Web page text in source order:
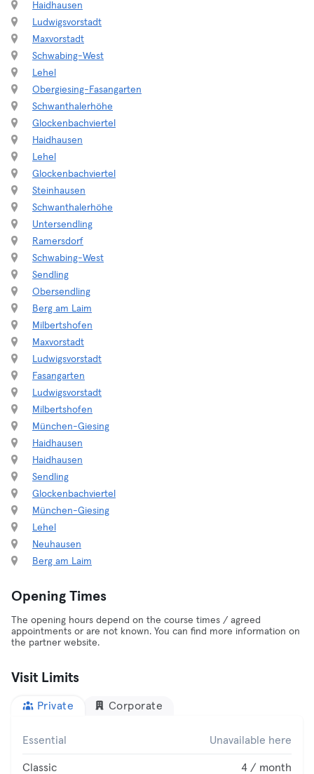
Haidhausen
Ludwigsvorstadt
Maxvorstadt
Schwabing-West
Lehel
Obergiesing-Fasangarten
Schwanthalerhöhe
Glockenbachviertel
Haidhausen
Lehel
Glockenbachviertel
Steinhausen
Schwanthalerhöhe
Untersendling
Ramersdorf
Schwabing-West
Sendling
Obersendling
Berg am Laim
Milbertshofen
Maxvorstadt
Ludwigsvorstadt
Fasangarten
Ludwigsvorstadt
Milbertshofen
München-Giesing
Haidhausen
Haidhausen
Sendling
Glockenbachviertel
München-Giesing
Lehel
Neuhausen
Berg am Laim
Opening Times
The opening hours depend on the course times / agreed
appointments or are not known. You can find more information on
the partner website.
Visit Limits
Private Corporate
Essential Unavailable here
Classic 4 / month